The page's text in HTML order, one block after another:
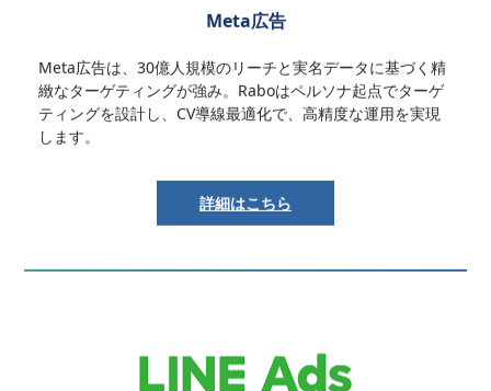
Meta広告
Meta広告は、30億人規模のリーチと実名データに基づく精
緻なターゲティングが強み。Raboはペルソナ起点でターゲ
ティングを設計し、CV導線最適化で、高精度な運用を実現
します。
詳細はこちら